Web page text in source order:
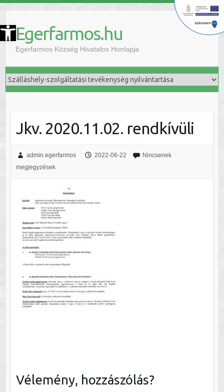
Eszköztár megnyitása Egerfarmos.hu
Egerfarmos Község Hivatalos Honlapja
Jkv. 2020.11.02. rendkívüli
admin.egerfarmos 2022-06-22
Nincsenek
megjegyzések
Vélemény, hozzászólás?